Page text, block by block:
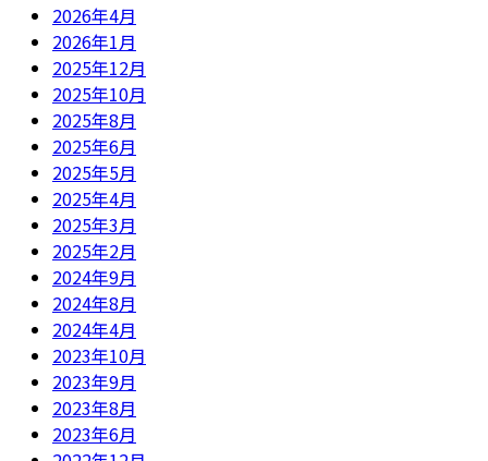
2026年4月
2026年1月
2025年12月
2025年10月
2025年8月
2025年6月
2025年5月
2025年4月
2025年3月
2025年2月
2024年9月
2024年8月
2024年4月
2023年10月
2023年9月
2023年8月
2023年6月